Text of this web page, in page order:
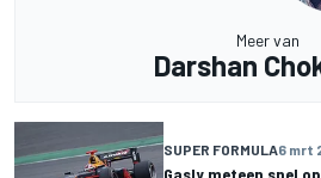
Meer van
Darshan
SUPER FORMULA6 mrt